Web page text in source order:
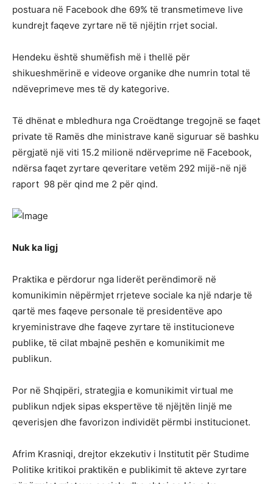
postuara në Facebook dhe 69% të transmetimeve live
kundrejt faqeve zyrtare në të njëjtin rrjet social.
Hendeku është shumëfish më i thellë për
shikueshmërinë e videove organike dhe numrin total të
ndëveprimeve mes të dy kategorive.
Të dhënat e mbledhura nga Croëdtange tregojnë se faqet
private të Ramës dhe ministrave kanë siguruar së bashku
përgjatë një viti 15.2 milionë ndërveprime në Facebook,
ndërsa faqet zyrtare qeveritare vetëm 292 mijë-në një
raport 98 për qind me 2 për qind.
Nuk ka ligj
Praktika e përdorur nga liderët perëndimorë në
komunikimin nëpërmjet rrjeteve sociale ka një ndarje të
qartë mes faqeve personale të presidentëve apo
kryeministrave dhe faqeve zyrtare të institucioneve
publike, të cilat mbajnë peshën e komunikimit me
publikun.
Por në Shqipëri, strategjia e komunikimit virtual me
publikun ndjek sipas ekspertëve të njëjtën linjë me
qeverisjen dhe favorizon individët përmbi institucionet.
Afrim Krasniqi, drejtor ekzekutiv i Institutit për Studime
Politike kritikoi praktikën e publikimit të akteve zyrtare